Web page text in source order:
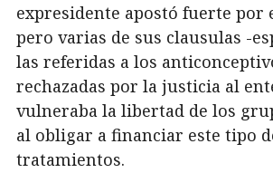
expresidente apostó fuerte por
pero varias de sus clausulas -
las referidas a los
rechazadas por la justicia al
vulneraba la libertad de los
al obligar a financiar este tipo
tratamientos.